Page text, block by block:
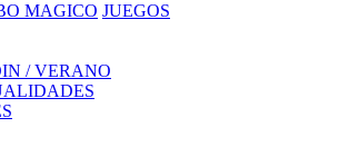
MAGICO JUEGOS
/ VERANO